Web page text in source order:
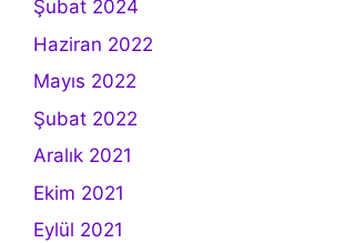
Şubat 2024
Haziran 2022
Mayıs 2022
Şubat 2022
Aralık 2021
Ekim 2021
Eylül 2021